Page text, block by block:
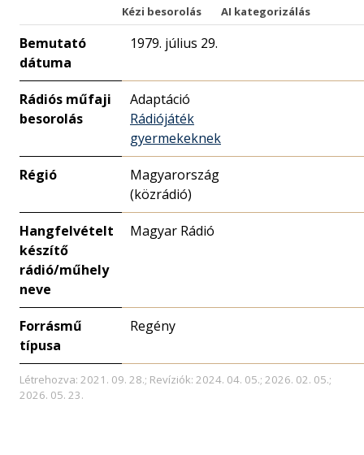
Kézi besorolás AI kategorizálás
Bemutató
dátuma
1979. július 29.
Rádiós műfaji
besorolás
Adaptáció
Rádiójáték
gyermekeknek
Régió
Magyarország
(közrádió)
Hangfelvételt
készítő
rádió/műhely
neve
Magyar Rádió
Forrásmű
típusa
Regény
Létrehozva: 2021. 09. 28.; Revíziók: 2024. 04. 05.; 2026. 02. 05.;
2026. 05. 23.